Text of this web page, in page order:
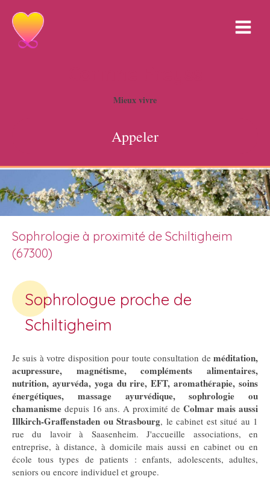
Mieux vivre
Appeler
Sophrologie à proximité de Schiltigheim
(67300)
Sophrologue proche de
Schiltigheim
Je suis à votre disposition pour toute consultation de méditation,
acupressure, magnétisme, compléments alimentaires,
nutrition, ayurvéda, yoga du rire, EFT, aromathérapie, soins
énergétiques, massage ayurvédique, sophrologie ou
chamanisme depuis 16 ans. A proximité de Colmar mais aussi
Illkirch-Graffenstaden ou Strasbourg, le cabinet est situé au 1
rue du lavoir à Saasenheim. J'accueille associations, en
entreprise, à distance, à domicile mais aussi en cabinet ou en
école tous types de patients : enfants, adolescents, adultes,
seniors ou encore individuel et groupe.